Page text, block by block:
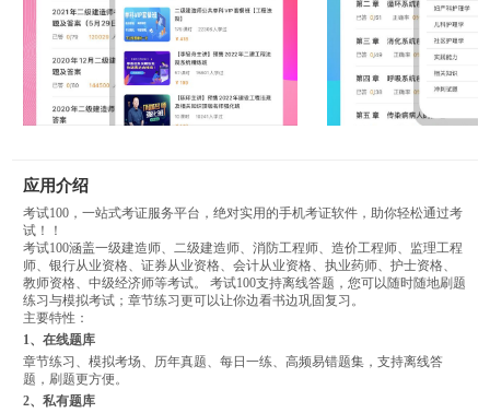
应用介绍
考试100，一站式考证服务平台，绝对实用的手机考证软件，助你轻松通过考
试！！
考试100涵盖一级建造师、二级建造师、消防工程师、造价工程师、监理工程
师、银行从业资格、证券从业资格、会计从业资格、执业药师、护士资格、
教师资格、中级经济师等考试。 考试100支持离线答题，您可以随时随地刷题
练习与模拟考试；章节练习更可以让你边看书边巩固复习。
主要特性：
1、在线题库
章节练习、模拟考场、历年真题、每日一练、高频易错题集，支持离线答
题，刷题更方便。
2、私有题库